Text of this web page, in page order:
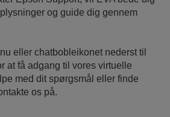
og guide dig gennem
eller chatbobleikonet nederst til
at få adgang til vores virtuelle
med dit spørgsmål eller finde
os på.